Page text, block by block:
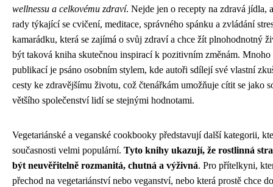
wellnessu a celkovému zdraví. Nejde jen o recepty na zdravá jídla,
rady týkající se cvičení, meditace, správného spánku a zvládání
kamarádku, která se zajímá o svůj zdraví a chce žít plnohodnotný
být taková kniha skutečnou inspirací k pozitivním změnám. Mnoho
publikací je psáno osobním stylem, kde autoři sdílejí své vlastní
cesty ke zdravějšímu životu, což čtenářkám umožňuje cítit se jako
většího společenství lidí se stejnými hodnotami.
Vegetariánské a veganské cookbooky představují další kategorii,
současnosti velmi populární. Tyto knihy ukazují, že rostlinná
být neuvěřitelně rozmanitá, chutná a výživná. Pro přítelkyni,
přechod na vegetariánství nebo veganství, nebo která prostě chce